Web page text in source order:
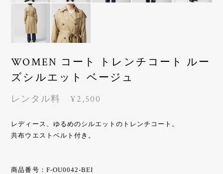
WOMEN コート トレンチコート ルー
ズシルエット ベージュ
レンタル料 ¥2,500
レディース、ゆるめのシルエットのトレンチコート。
共布ウエストベルト付き。
商品番号：F-OU0042-BEI